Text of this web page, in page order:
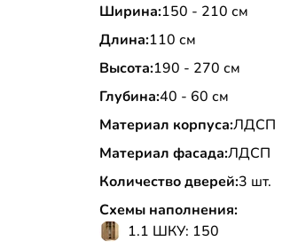
Ширина:150 - 210 см
Длина:110 см
Высота:190 - 270 см
Глубина:40 - 60 см
Материал корпуса:ЛДСП
Материал фасада:ЛДСП
Количество дверей:3 шт.
Схемы наполнения:
1.1 ШКУ: 150